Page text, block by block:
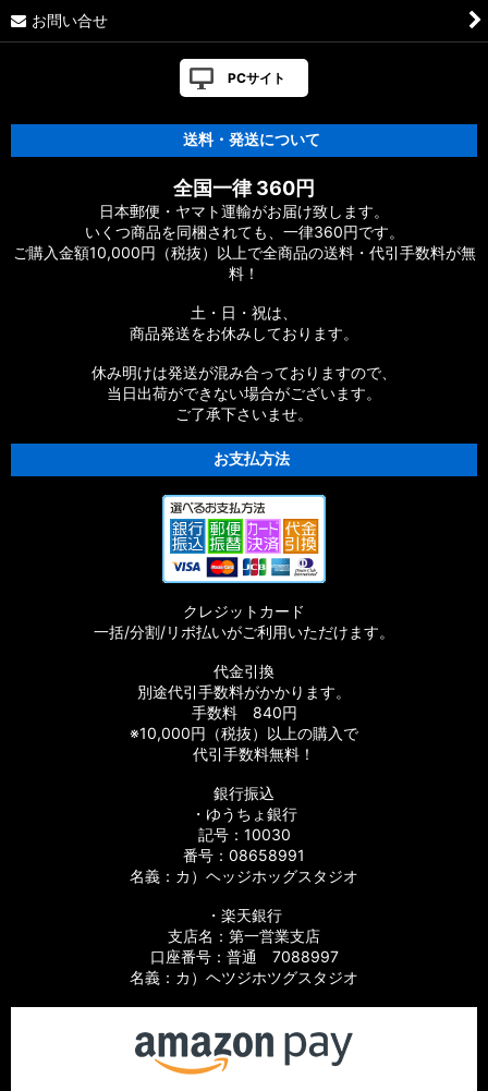
FW［VANQUISH］対応 カスタムパーツ
【シマノ】12-13ヴァンキッシュ&リミテッド［VANQUISH］
対応 カスタムパーツ
【シマノ】19ストラディック［STRADIC］対応 カスタムパー
ツ
【シマノ】20ストラディックSW［STRADIC SW］対応 カスタ
【シマノ】18ストラディックSW［STRADIC SW］対応 カスタ
【シマノ】15-16ストラディック［STRADIC］対応 カスタムパ
【シマノ】17サステイン［SUSTAIN］対応 カスタムパーツ
【シマノ】11バイオマスター［BIOMASTER］対応 カスタムパ
【シマノ】08バイオマスター［BIOMASTER］対応 カスタムパ
【シマノ】06バイオマスターMg［BIOMASTER Mg］対応 カ
【シマノ】13-16バイオマスターSW［BIOMASTER SW］対応
【シマノ】10バイオマスターSW［BIOMASTER SW］対応 カ
【シマノ】19スフェロスSW［SPHEROS SW］対応 カスタム
【シマノ】21スフェロスSW［SPHEROS SW］対応 カスタム
【シマノ】14スフェロスSW［SPHEROS SW］対応 カスタム
お問い合せ
PCサイト
送料・発送について
全国一律 360円
日本郵便・ヤマト運輸がお届け致します。
いくつ商品を同梱されても、一律360円です。
ご購入金額10,000円（税抜）以上で全商品の送料・代引手数料が無
料！
土・日・祝は、
商品発送をお休みしております。
休み明けは発送が混み合っておりますので、
当日出荷ができない場合がございます。
ご了承下さいませ。
お支払方法
クレジットカード
一括/分割/リボ払いがご利用いただけます。
代金引換
別途代引手数料がかかります。
手数料 840円
※10,000円（税抜）以上の購入で
代引手数料無料！
銀行振込
・ゆうちょ銀行
記号：10030
番号：08658991
名義：カ）ヘッジホッグスタジオ
・楽天銀行
支店名：第一営業支店
口座番号：普通 7088997
名義：カ）ヘツジホツグスタジオ